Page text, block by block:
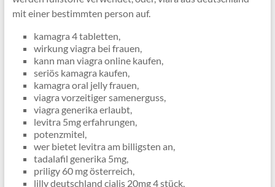
mit einer bestimmten person auf.
kamagra 4 tabletten,
wirkung viagra bei frauen,
kann man viagra online kaufen,
seriös kamagra kaufen,
kamagra oral jelly frauen,
viagra vorzeitiger samenerguss,
viagra generika erlaubt,
levitra 5mg erfahrungen,
potenzmitel,
wer bietet levitra am billigsten an,
tadalafil generika 5mg,
priligy 60 mg österreich,
lilly deutschland cialis 20mg 4 stück,